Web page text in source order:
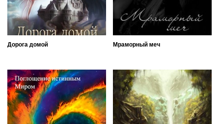
Дорога домой Мраморный меч